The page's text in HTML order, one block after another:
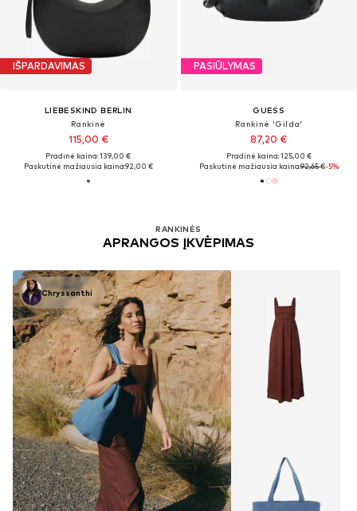
IŠPARDAVIMAS
LIEBESKIND BERLIN
Rankinė
115,00 €
Pradinė kaina: 139,00 €
Paskutinė mažiausia kaina:92,00 €
PASIŪLYMAS
GUESS
Rankinė 'Gilda'
87,20 €
Pradinė kaina: 125,00 €
Paskutinė mažiausia kaina:92,65 €-5%
RANKINĖS
APRANGOS ĮKVĖPIMAS
Chryssanthi